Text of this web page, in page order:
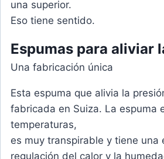
una superior.
Eso tiene sentido.
Espumas para aliviar
Una fabricación única
Esta espuma que alivia la
fabricada en Suiza. La espuma
temperaturas,
es muy transpirable y tiene una
regulación del calor y la